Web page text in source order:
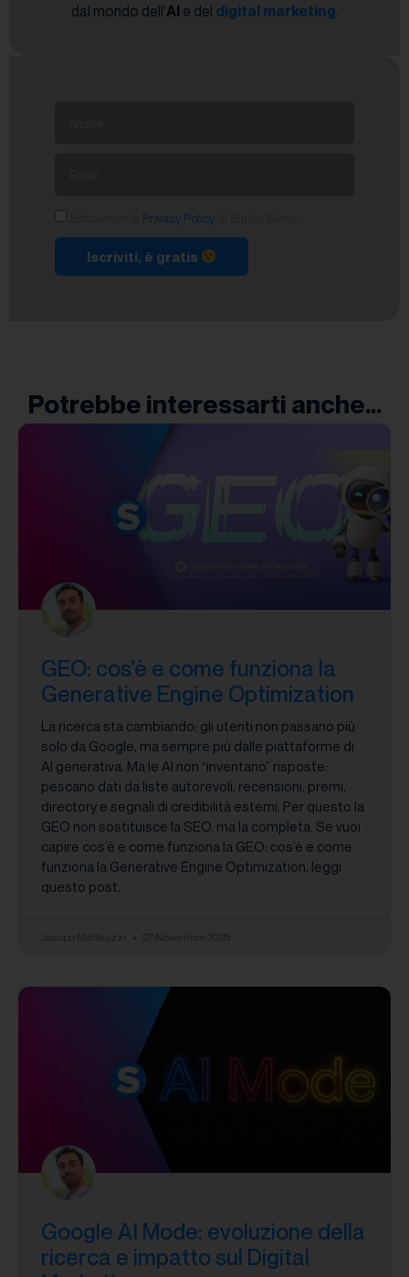
dal mondo dell’AI e del digital marketing.
Privacy Policy
Iscriviti, è gratis
Potrebbe interessarti anche...
GEO: cos’è e come funziona la
Generative Engine Optimization
La ricerca sta cambiando: gli utenti non passano più
solo da Google, ma sempre più dalle piattaforme di
AI generativa. Ma le AI non “inventano” risposte:
pescano dati da liste autorevoli, recensioni, premi,
directory e segnali di credibilità esterni. Per questo la
GEO non sostituisce la SEO, ma la completa. Se vuoi
capire cos’è e come funziona la GEO: cos’è e come
funziona la Generative Engine Optimization, leggi
questo post.
Google AI Mode: evoluzione della
ricerca e impatto sul Digital